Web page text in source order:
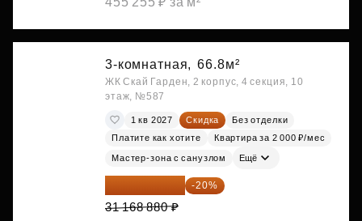
3-комнатная, 66.8м²
ЖК Скай Гарден, 2 корпус, 4 секция, 10
этаж, №587
1 кв 2027 Скидка
Без отделки
Платите как хотите
Квартира за 2 000 ₽/мес
Мастер-зона с санузлом Ещё
24 935 104 ₽ -20%
31 168 880 ₽